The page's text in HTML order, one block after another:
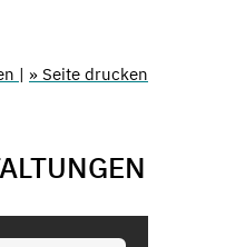
| » Seite drucken